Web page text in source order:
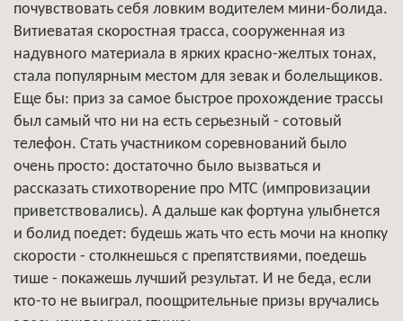
почувствовать себя ловким водителем мини-болида.
Витиеватая скоростная трасса, сооруженная из
надувного материала в ярких красно-желтых тонах,
стала популярным местом для зевак и болельщиков.
Еще бы: приз за самое быстрое прохождение трассы
был самый что ни на есть серьезный - сотовый
телефон. Стать участником соревнований было
очень просто: достаточно было вызваться и
рассказать стихотворение про МТС (импровизации
приветствовались). А дальше как фортуна улыбнется
и болид поедет: будешь жать что есть мочи на кнопку
скорости - столкнешься с препятствиями, поедешь
тише - покажешь лучший результат. И не беда, если
кто-то не выиграл, поощрительные призы вручались